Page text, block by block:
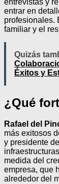
entrar en
profesionales.
familiar y el
Quizás
Éxitos y
¿Qué
Rafael del
más exitosos
y presidente
medida del
empresa, que
alrededor del